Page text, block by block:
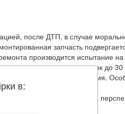
в:
после ДТП, в случае
запчасть
производится испытание
на продукцию на срок до
остаточный ресурс изделия.
«железными конями» на
Азии и Америки;